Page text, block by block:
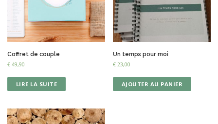
Coffret de couple
€ 49,90
LIRE LA SUITE
Un temps pour moi
€ 23,00
AJOUTER AU PANIER